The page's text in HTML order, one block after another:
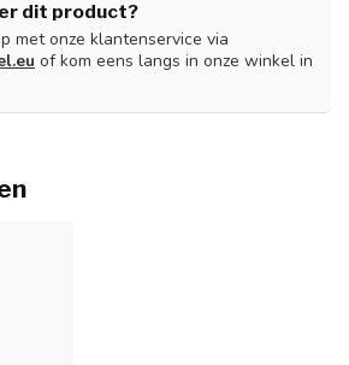
dit product?
met onze klantenservice via
of kom eens langs in onze winkel in